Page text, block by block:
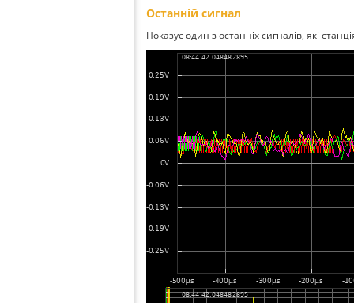
Останній сигнал
Показує один з останніх сигналів, які